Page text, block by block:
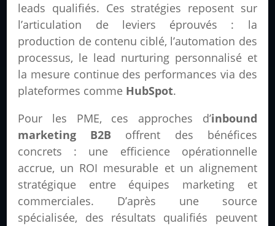
leads qualifiés. Ces stratégies reposent sur
l’articulation de leviers éprouvés : la
production de contenu ciblé, l’automation des
processus, le lead nurturing personnalisé et
la mesure continue des performances via des
plateformes comme HubSpot.
Pour les PME, ces approches d’inbound
marketing B2B offrent des bénéfices
concrets : une efficience opérationnelle
accrue, un ROI mesurable et un alignement
stratégique entre équipes marketing et
commerciales. D’après une source
spécialisée, des résultats qualifiés peuvent